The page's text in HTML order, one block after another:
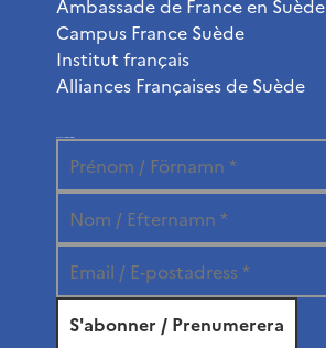
Ambassade de France en Suède
Campus France Suède
Institut français
Alliances Françaises de Suède